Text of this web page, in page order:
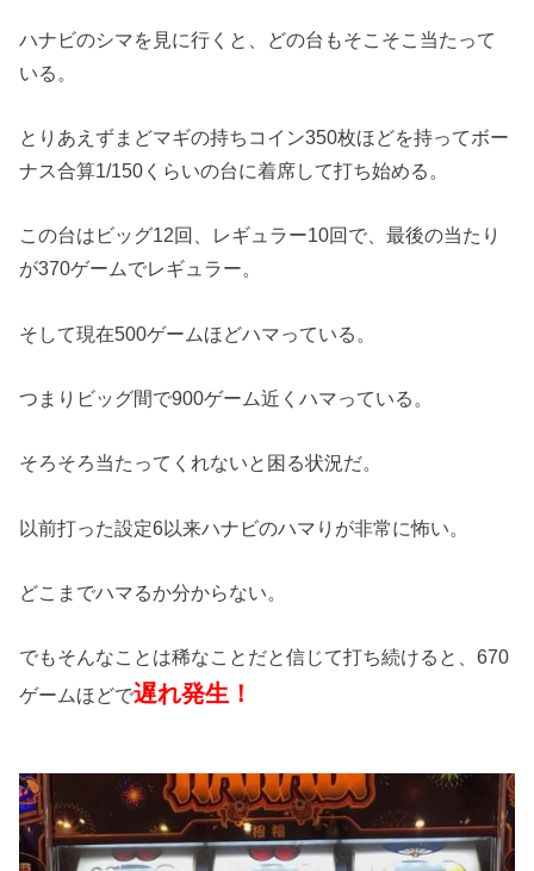
ハナビのシマを見に行くと、どの台もそこそこ当たって
いる。
とりあえずまどマギの持ちコイン350枚ほどを持ってボー
ナス合算1/150くらいの台に着席して打ち始める。
この台はビッグ12回、レギュラー10回で、最後の当たり
が370ゲームでレギュラー。
そして現在500ゲームほどハマっている。
つまりビッグ間で900ゲーム近くハマっている。
そろそろ当たってくれないと困る状況だ。
以前打った設定6以来ハナビのハマりが非常に怖い。
どこまでハマるか分からない。
でもそんなことは稀なことだと信じて打ち続けると、670
ゲームほどで遅れ発生！